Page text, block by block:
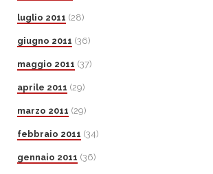
luglio 2011 (28)
giugno 2011 (36)
maggio 2011 (37)
aprile 2011 (29)
marzo 2011 (29)
febbraio 2011 (34)
gennaio 2011 (36)